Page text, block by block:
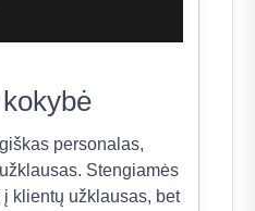
personalas,
Stengiamės
klientų užklausas, bet